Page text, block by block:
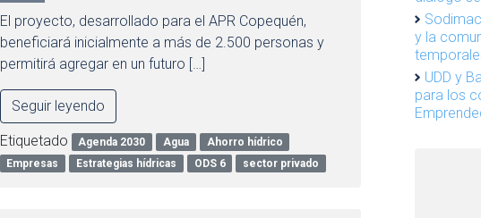
El proyecto, desarrollado para el APR Copequén,
beneficiará inicialmente a más de 2.500 personas y
permitirá agregar en un futuro […]
Seguir leyendo
Etiquetado Agenda 2030 Agua
Ahorro hídrico
Empresas
Estrategias hídricas ODS 6 sector privado
y la
UDD y
para los